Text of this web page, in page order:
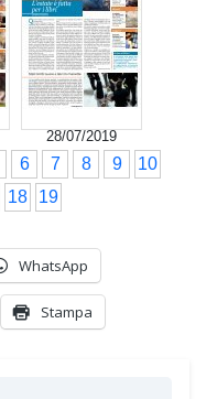
28/07/2019
6 7 8 9
10
18 19
WhatsApp
Stampa